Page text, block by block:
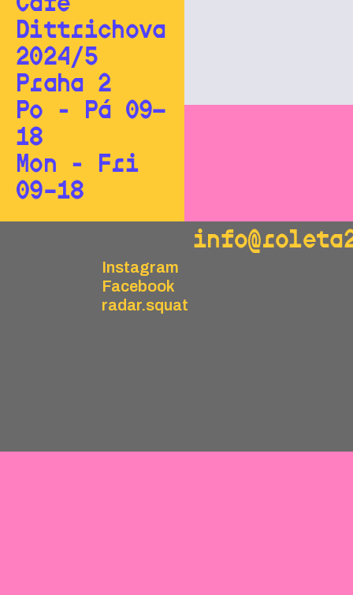
Dittrichova
2024/5
Praha 2
Po - Pá 09—
18
Mon - Fri
09–18
Instagram
Facebook
radar.squat